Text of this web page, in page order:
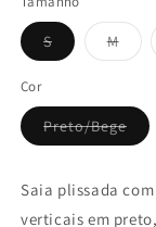
SVariante
esgotada
M
Cor
Preto/Bege
Saia plissada
verticais em